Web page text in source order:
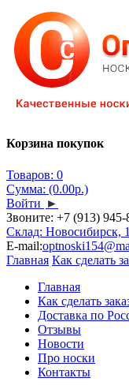
Корзина покупок
Товаров: 0
Сумма: (0.00р.)
Войти ►
Звоните: +7 (913) 945-
Склад: Новосибирск,
E-mail:
Главная Как сделать
Главная
Как сделать
Доставка по
Отзывы
Новости
Про носки
Контакты